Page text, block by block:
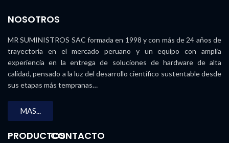
NOSOTROS
MR SUMINISTROS SAC formada en 1998 y con más de 24 años de
trayectoria en el mercado peruano y un equipo con amplia
experiencia en la entrega de soluciones de hardware de alta
calidad, pensado a la luz del desarrollo científico sustentable desde
sus etapas más tempranas…
MAS...
PRODUCTOSCONTACTO